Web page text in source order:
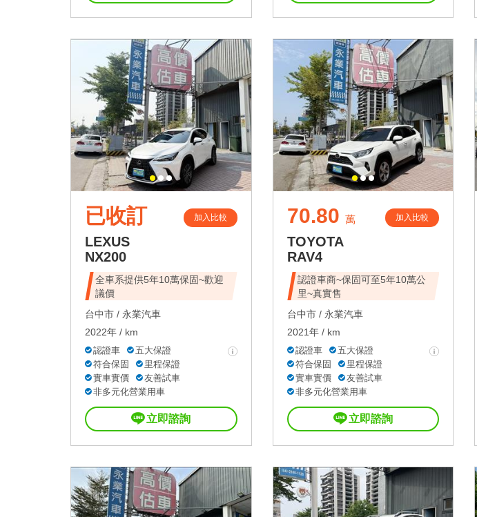
已收訂 加入比較
LEXUS
NX200
全車系提供5年10萬保固~歡迎
議價
台中市 / 永業汽車
2022年 / km
認證車
五大保證
符合保固
里程保證
實車實價
友善試車
非多元化營業用車
立即諮詢
70.80 萬 加入比較
TOYOTA
RAV4
認證車商~保固可至5年10萬公
里~真實售
台中市 / 永業汽車
2021年 / km
認證車
五大保證
符合保固
里程保證
實車實價
友善試車
非多元化營業用車
立即諮詢